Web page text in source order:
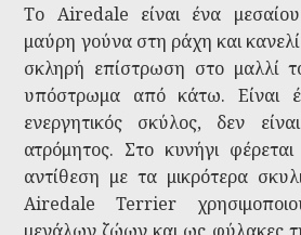
Το Airedale είναι ένα
μαύρη γούνα στη ράχη και
σκληρή επίστρωση στο μαλλί
υπόστρωμα από κάτω. Είναι
ενεργητικός σκύλος, δεν
ατρόμητος. Στο κυνήγι
αντίθεση με τα μικρότερα
Airedale Terrier
μεγάλων ζώων και ως φύλακες